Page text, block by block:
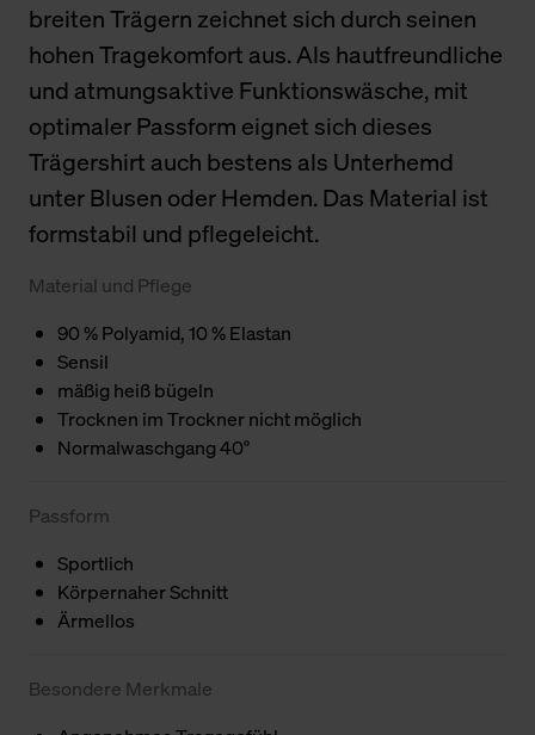
breiten Trägern zeichnet sich durch seinen
hohen Tragekomfort aus. Als hautfreundliche
und atmungsaktive Funktionswäsche, mit
optimaler Passform eignet sich dieses
Trägershirt auch bestens als Unterhemd
unter Blusen oder Hemden. Das Material ist
formstabil und pflegeleicht.
Material und Pflege
90 % Polyamid, 10 % Elastan
Sensil
mäßig heiß bügeln
Trocknen im Trockner nicht möglich
Normalwaschgang 40°
Passform
Sportlich
Körpernaher Schnitt
Ärmellos
Besondere Merkmale